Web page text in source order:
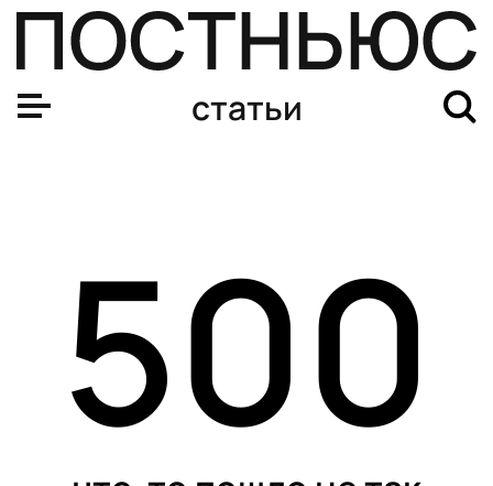
статьи
500